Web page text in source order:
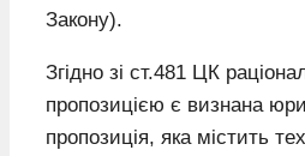
Закону).
Згідно зі ст.481 ЦК
пропозицією є визнана
пропозиція, яка містить